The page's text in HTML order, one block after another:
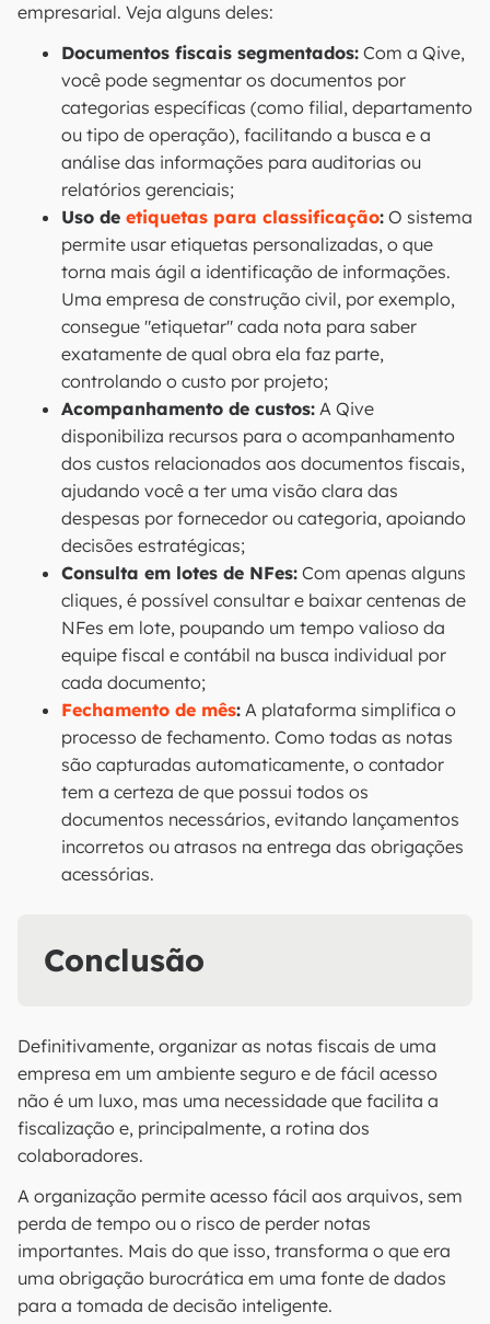
empresarial. Veja alguns deles:
Documentos fiscais segmentados: Com a Qive,
você pode segmentar os documentos por
categorias específicas (como filial, departamento
ou tipo de operação), facilitando a busca e a
análise das informações para auditorias ou
relatórios gerenciais;
Uso de etiquetas para classificação: O sistema
permite usar etiquetas personalizadas, o que
torna mais ágil a identificação de informações.
Uma empresa de construção civil, por exemplo,
consegue "etiquetar" cada nota para saber
exatamente de qual obra ela faz parte,
controlando o custo por projeto;
Acompanhamento de custos: A Qive
disponibiliza recursos para o acompanhamento
dos custos relacionados aos documentos fiscais,
ajudando você a ter uma visão clara das
despesas por fornecedor ou categoria, apoiando
decisões estratégicas;
Consulta em lotes de NFes: Com apenas alguns
cliques, é possível consultar e baixar centenas de
NFes em lote, poupando um tempo valioso da
equipe fiscal e contábil na busca individual por
cada documento;
Fechamento de mês: A plataforma simplifica o
processo de fechamento. Como todas as notas
são capturadas automaticamente, o contador
tem a certeza de que possui todos os
documentos necessários, evitando lançamentos
incorretos ou atrasos na entrega das obrigações
acessórias.
Conclusão
Definitivamente, organizar as notas fiscais de uma
empresa em um ambiente seguro e de fácil acesso
não é um luxo, mas uma necessidade que facilita a
fiscalização e, principalmente, a rotina dos
colaboradores.
A organização permite acesso fácil aos arquivos, sem
perda de tempo ou o risco de perder notas
importantes. Mais do que isso, transforma o que era
uma obrigação burocrática em uma fonte de dados
para a tomada de decisão inteligente.